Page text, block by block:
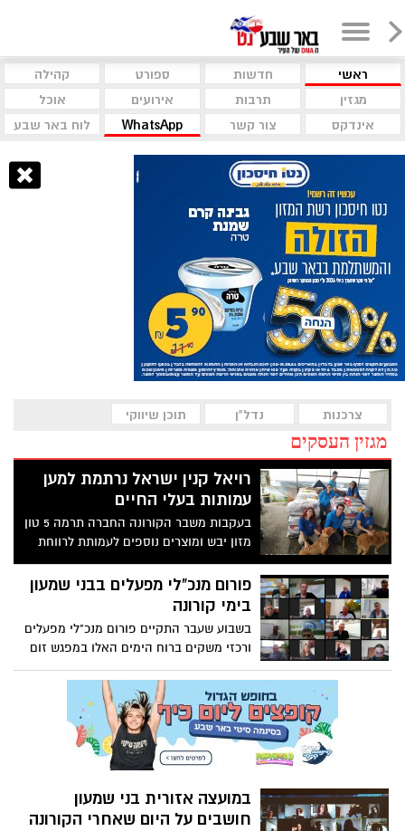
ראשי חדשות ספורט
קהילה
מגזין
תרבות אירועים
אוכל
אינדקס
צור קשר WhatsApp לוח באר שבע
צרכנות נדל"ן תוכן שיווקי
מגזין העסקים
רויאל קנין ישראל נרתמת למען
עמותות בעלי החיים
בעקבות משבר הקורונה החברה תרמה 5 טון
מזון יבש ומוצרים נוספים לעמותת לרווחת
חיות מחמד ביניהן 'תנו לחיות לחיות' ולעמותת
'צער בעלי חיים בחיפה'. מנכ"ל רויאל קנין
ישראל: "מקווים שהמשבר יסתיים בקרוב
ושלכולם יימצא בית חם במהרה"
פורום מנכ"לי מפעלים בבני שמעון
בימי קורונה
בשבוע שעבר התקיים פורום מנכ"לי מפעלים
ורכזי משקים ברוח הימים האלו במפגש זום
במועצה אזורית בני שמעון
חושבים על היום שאחרי הקורונה